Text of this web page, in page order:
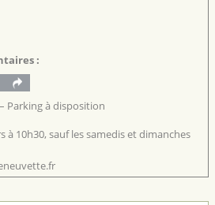
:
Parking à disposition
à 10h30, sauf les samedis et dimanches